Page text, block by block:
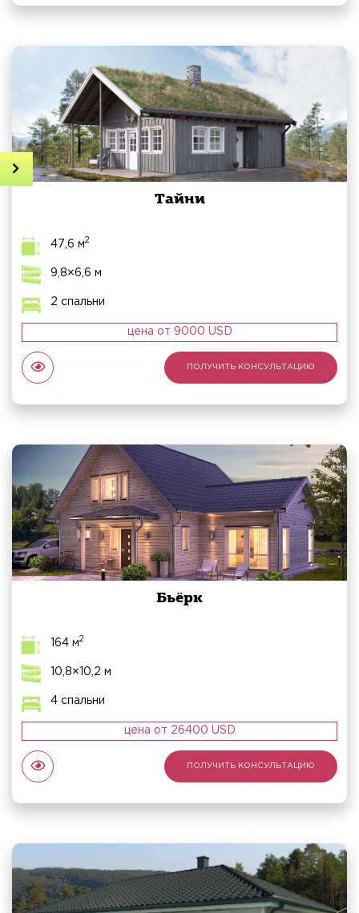
Тайни
47,6 м2
9,8×6,6 м
2 спальни
цена от 9000 USD
ПОЛУЧИТЬ КОНСУЛЬТАЦИЮ
Бьёрк
164 м2
10,8×10,2 м
4 спальни
цена от 26400 USD
ПОЛУЧИТЬ КОНСУЛЬТАЦИЮ
Получить консультацию
Наши проекты
Виды домов под ключ
Недавние работы